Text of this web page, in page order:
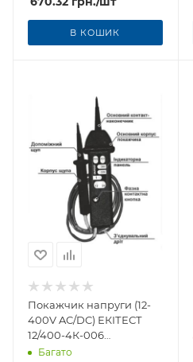
В КОШИК
Покажчик напруги (12-
400V AC/DC) ЕКІТЕСТ
12/400-4К-006
(кольорова індикація)
Багато